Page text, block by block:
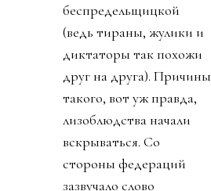
беспредельщицкой
(ведь тираны, жулики и
диктаторы так похожи
друг на друга). Причины
такого, вот уж правда,
лизоблюдства начали
вскрываться. Со
стороны федераций
зазвучало слово